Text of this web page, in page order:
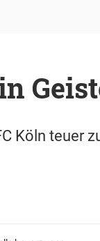
Köln teuer